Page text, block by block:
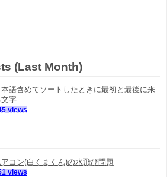
(Last Month)
本語含めてソートしたときに最初と最後に来
文字
views
アコン(白くまくん)の水飛び問題
views